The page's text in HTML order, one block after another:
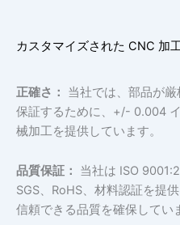
カスタマイズされた CNC 加
正確さ：
当社では、部品が
保証するために、+/- 0.004
械加工を提供しています。
品質保証：
当社は ISO
SGS、RoHS、材料認証を提
信頼できる品質を確保してい